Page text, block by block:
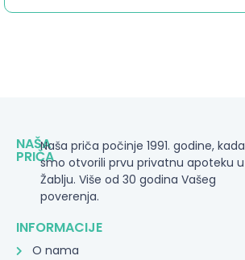
NAŠA
PRIČA
Naša priča počinje 1991. godine, kada
smo otvorili prvu privatnu apoteku u
Žablju. Više od 30 godina Vašeg
poverenja.
INFORMACIJE
O nama